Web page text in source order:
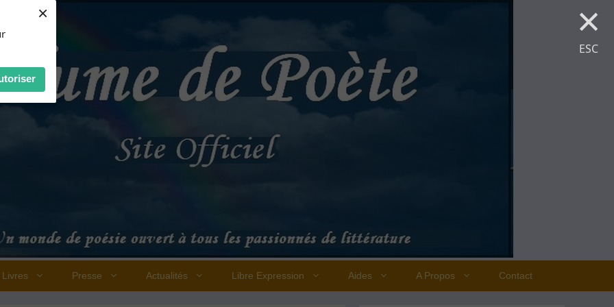
× ×
ESC
Livres Presse Actualités Libre Expression Aides A Propos Contact